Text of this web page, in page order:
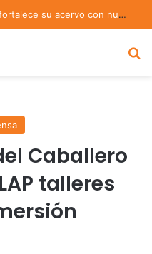
La Colección de Arte UDLAP fortalece su acervo con nuevas obras de artistas emergentes y consolidados
Caballero
talleres